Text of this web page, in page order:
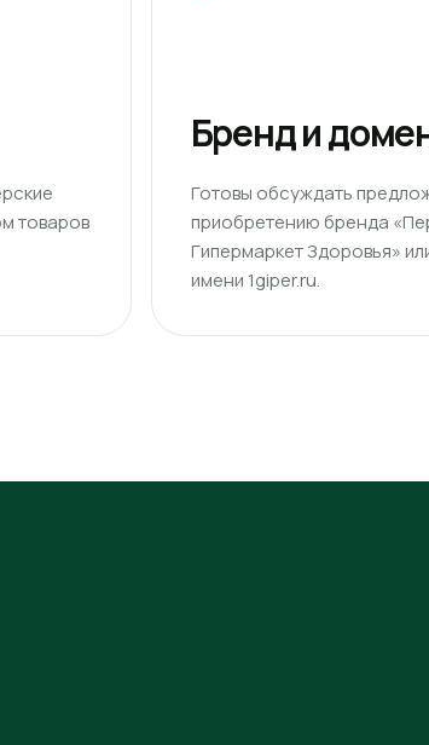
товаров
Бренд и
Готовы обсуждать
приобретению бренда
Гипермаркет Здоровья»
имени 1giper.ru.